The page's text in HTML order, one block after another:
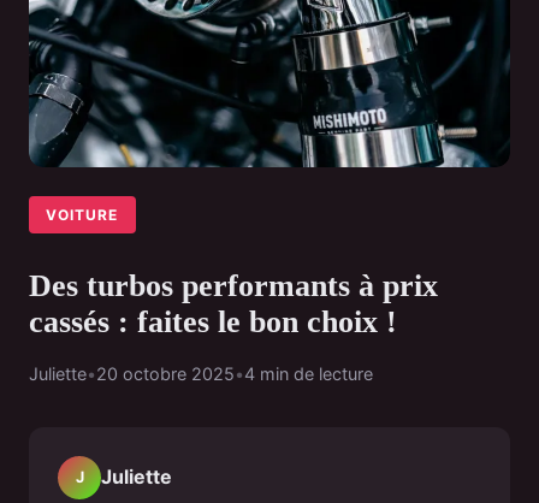
VOITURE
Des turbos performants à prix
cassés : faites le bon choix !
Juliette•20 octobre 2025•4 min de lecture
J Juliette